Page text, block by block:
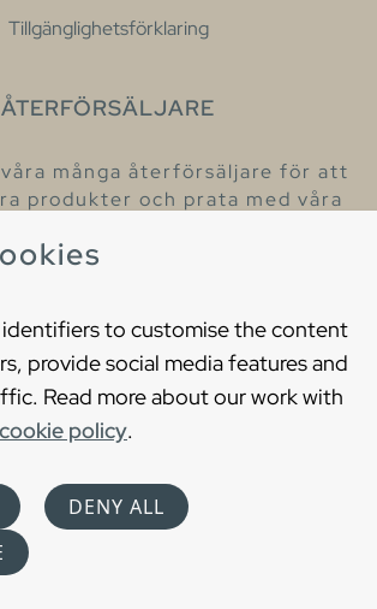
identifiers to customise the content
provide social media features and
Read more about our work with
cookie policy.
DENY ALL
Tillgänglighetsförklaring
ÅTERFÖRSÄLJARE
många återförsäljare för att
produkter och prata med våra
Cookies
Privacy statement
Choose language